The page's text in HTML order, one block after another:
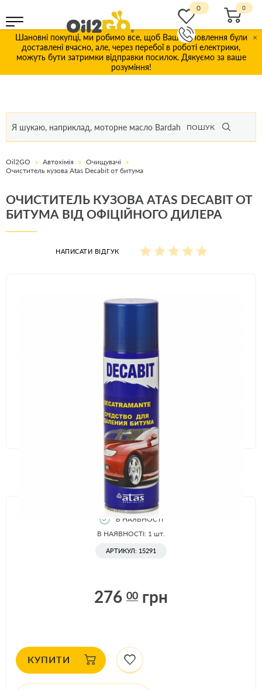
Шановні покупці, ми робимо все, щоб Ваші замовлення були
доставлені вчасно, але, через перебої в роботі електрики,
можуть бути затримки відправки посилок. Дякуємо за ваше
розуміння!
×
ПОШУК
0
Oil2GO Автохімія
Очищувачі
Очиститель кузова Atas Decabit от битума
ОЧИСТИТЕЛЬ КУЗОВА ATAS DECABIT ОТ
БИТУМА ВІД ОФІЦІЙНОГО ДИЛЕРА
НАПИСАТИ ВІДГУК
В НАЯВНОСТІ
В НАЯВНОСТІ: 1 шт.
АРТИКУЛ: 15291
276 00 грн
КУПИТИ